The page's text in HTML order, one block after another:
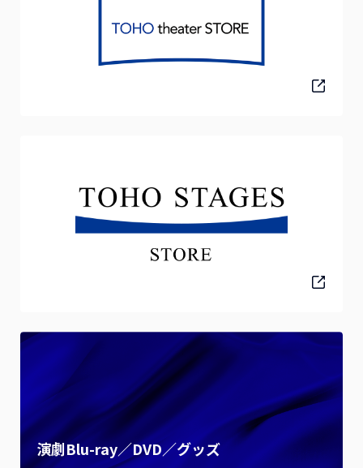
演劇Blu-ray／DVD／グッズ